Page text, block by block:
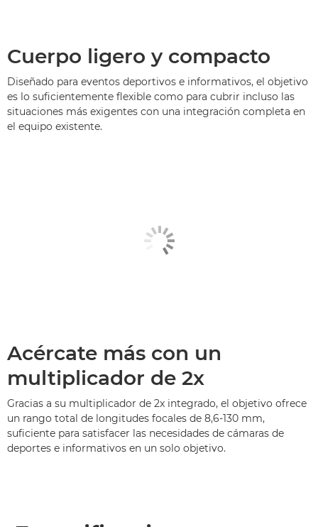
Cuerpo ligero y compacto
Diseñado para eventos deportivos e informativos, el objetivo
es lo suficientemente flexible como para cubrir incluso las
situaciones más exigentes con una integración completa en
el equipo existente.
Acércate más con un
multiplicador de 2x
Gracias a su multiplicador de 2x integrado, el objetivo ofrece
un rango total de longitudes focales de 8,6-130 mm,
suficiente para satisfacer las necesidades de cámaras de
deportes e informativos en un solo objetivo.